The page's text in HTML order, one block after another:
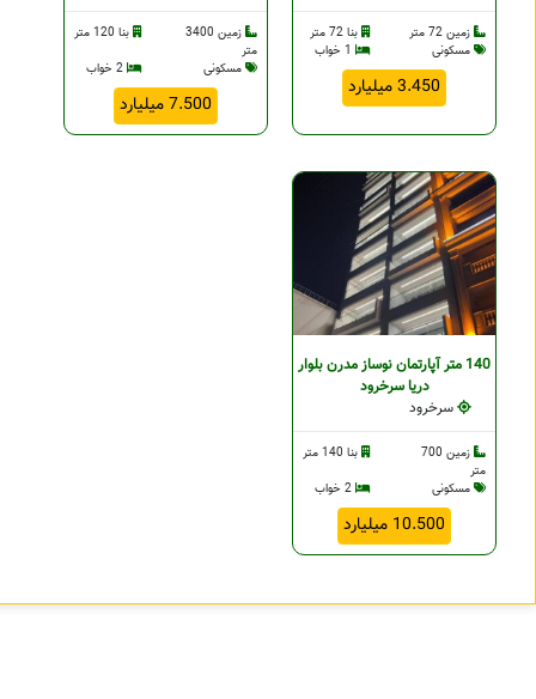
زمین 72 متر
بنا 72 متر
مسکونی
3.450 میلیارد
زمین 3400
متر
بنا 120 متر
مسکونی
2 خواب
7.500 میلیارد
140 متر آپارتمان نوساز مدرن بلوار
دریا سرخرود
سرخرود
زمین 700
متر
بنا 140 متر
مسکونی
2 خواب
10.500 میلیارد